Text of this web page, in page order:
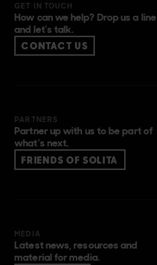
GET IN TOUCH
How can we help? Drop us a line
and let’s talk.
CONTACT US
PARTNERS
Partner up with us to be part of
what’s next.
FRIENDS OF SOLITA
MEDIA
Latest news, resources and
material for media.